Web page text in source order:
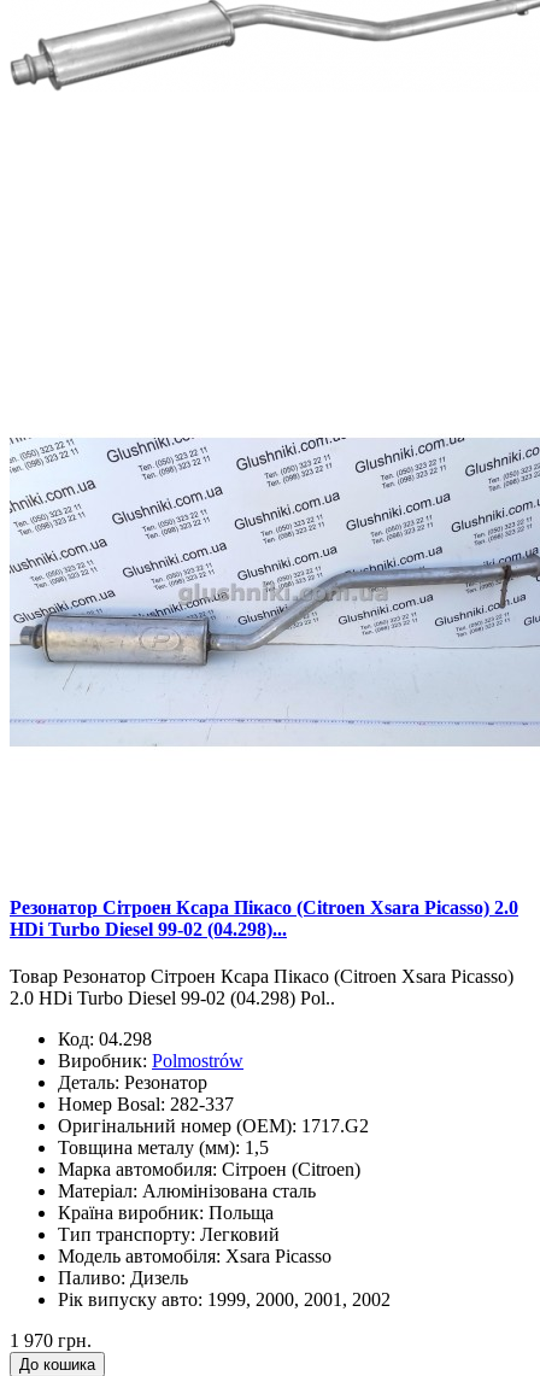
Резонатор Сітроен Ксара Пікасо (Citroen Xsara Picasso) 2.0
HDi Turbo Diesel 99-02 (04.298)...
Товар Резонатор Сітроен Ксара Пікасо (Citroen Xsara Picasso)
2.0 HDi Turbo Diesel 99-02 (04.298) Pol..
Код: 04.298
Виробник: Polmostrów
Деталь: Резонатор
Номер Bosal: 282-337
Оригінальний номер (OEM): 1717.G2
Товщина металу (мм): 1,5
Марка автомобиля: Сітроен (Citroen)
Матеріал: Алюмінізована сталь
Країна виробник: Польща
Тип транспорту: Легковий
Модель автомобіля: Xsara Picasso
Паливо: Дизель
Рік випуску авто: 1999, 2000, 2001, 2002
1 970 грн.
До кошика